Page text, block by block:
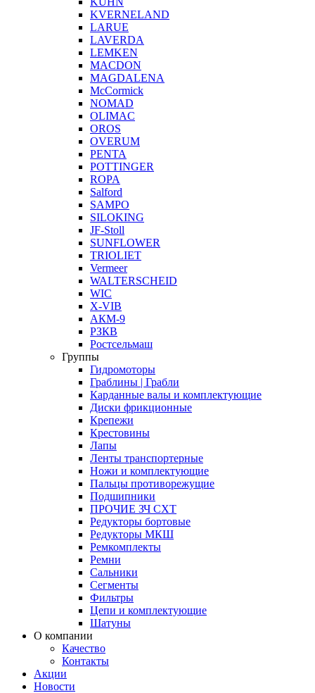
KVERNELAND
LARUE
LAVERDA
LEMKEN
MACDON
MAGDALENA
McCormick
NOMAD
OLIMAC
OROS
OVERUM
PENTA
POTTINGER
ROPA
Salford
SAMPO
SILOKING
JF-Stoll
SUNFLOWER
TRIOLIET
Vermeer
WALTERSCHEID
WIC
X-VIB
АКМ-9
РЗКВ
Ростсельмаш
Группы
Гидромоторы
Граблины | Грабли
Карданные валы и комплектующие
Диски фрикционные
Крепежи
Крестовины
Лапы
Ленты транспортерные
Ножи и комплектующие
Пальцы противорежущие
Подшипники
ПРОЧИЕ ЗЧ СХТ
Редукторы бортовые
Редукторы МКШ
Ремкомплекты
Ремни
Сальники
Сегменты
Фильтры
Цепи и комплектующие
Шатуны
О компании
Качество
Контакты
Акции
Новости